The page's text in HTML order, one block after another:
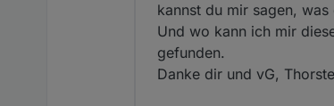
  "acl": {
"object":
"owner":
kannst du mir sagen,
Und wo kann ich mir
gefunden.
Danke dir und vG,